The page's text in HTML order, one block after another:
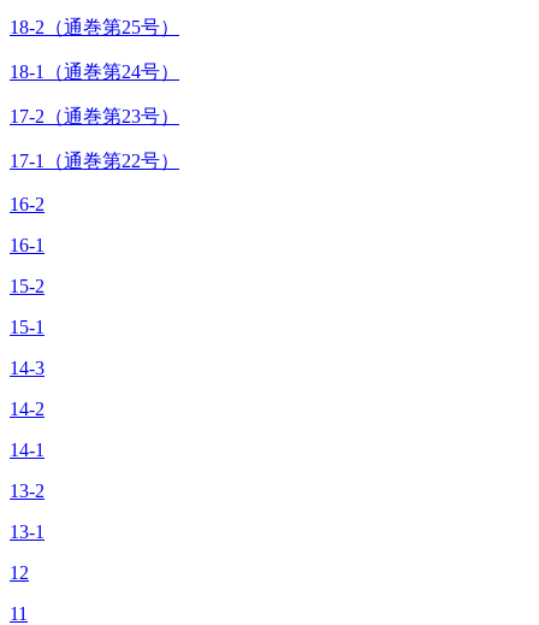
18-2（通巻第25号）
18-1（通巻第24号）
17-2（通巻第23号）
17-1（通巻第22号）
16-2
16-1
15-2
15-1
14-3
14-2
14-1
13-2
13-1
12
11